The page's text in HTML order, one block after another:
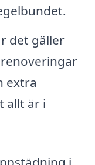
det gäller
extra
allt är i